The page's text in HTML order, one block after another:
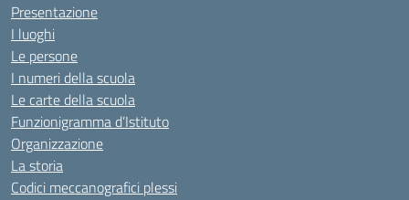
Presentazione
I luoghi
Le persone
I numeri della scuola
Le carte della scuola
Funzionigramma d’Istituto
Organizzazione
La storia
Codici meccanografici plessi